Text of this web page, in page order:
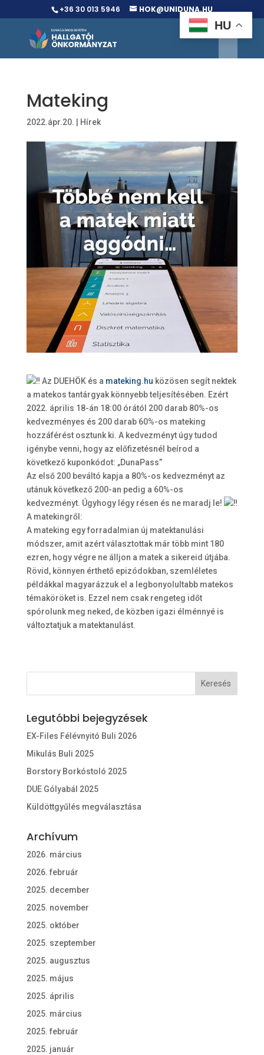
+36 30 013 5946 HOK@UNIDUNA.HU
Mateking
2022.ápr.20. Hírek
Az DUEHÖK és a mateking.hu közösen segít nektek
a matekos tantárgyak könnyebb teljesítésében. Ezért
2022. április 18-án 18:00 órától 200 darab 80%-os
kedvezményes és 200 darab 60%-os mateking
hozzáférést osztunk ki. A kedvezményt úgy tudod
igénybe venni, hogy az előfizetésnél beírod a
következő kuponkódot: „DunaPass”
Az első 200 beváltó kapja a 80%-os kedvezményt az
utánuk következő 200-an pedig a 60%-os
kedvezményt. Úgyhogy légy résen és ne maradj le!
A matekingről:
A mateking egy forradalmian új matektanulási
módszer, amit azért választottak már több mint 180
ezren, hogy végre ne álljon a matek a sikereid útjába.
Rövid, könnyen érthető epizódokban, szemléletes
példákkal magyarázzuk el a legbonyolultabb matekos
témaköröket is. Ezzel nem csak rengeteg időt
spórolunk meg neked, de közben igazi élménnyé is
változtatjuk a matektanulást.
Legutóbbi bejegyzések
EX-Files Félévnyitó Buli 2026
Mikulás Buli 2025
Borstory Borkóstoló 2025
DUE Gólyabál 2025
Küldöttgyűlés megválasztása
Archívum
2026. március
2026. február
2025. december
2025. november
2025. október
2025. szeptember
2025. augusztus
2025. május
2025. április
2025. március
2025. február
2025. január
HU